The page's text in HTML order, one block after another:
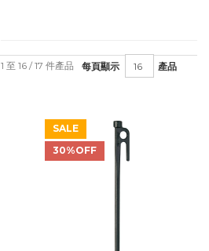
每頁顯示 產品
1 至 16 / 17 件產品
SALE
30%OFF